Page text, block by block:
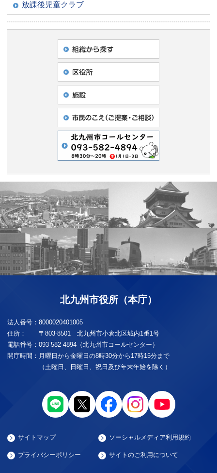
放課後児童クラブ
北九州市役所（本庁）
法人番号： 8000020401005
住所：
〒803-8501 北九州市小倉北区城内1番1号
電話番号： 093-582-4894（北九州市コールセンター）
開庁時間： 月曜日から金曜日の8時30分から17時15分まで
（土曜日、日曜日、祝日及び年末年始を除く）
サイトマップ ソーシャルメディア利用規約
プライバシーポリシー サイトのご利用について